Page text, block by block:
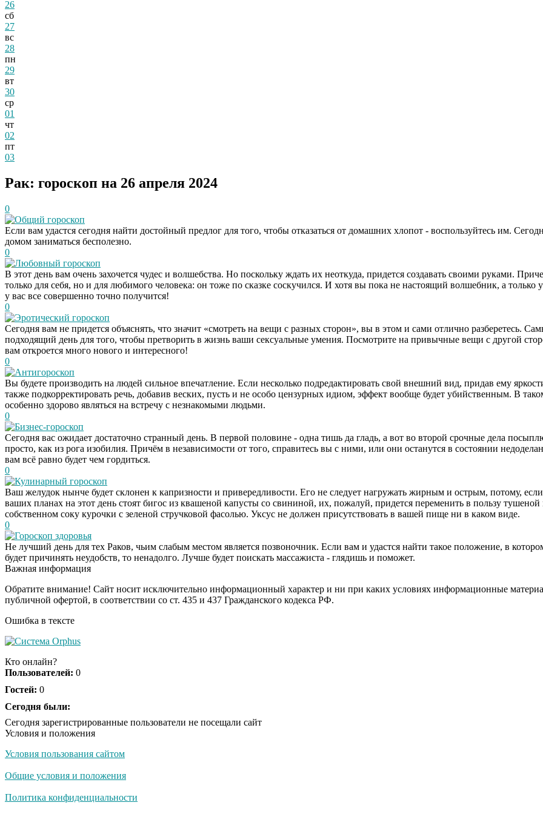
26
сб
27
вс
28
пн
29
вт
30
ср
01
чт
02
пт
03
Рак: гороскоп на 26 апреля 2024
0
Общий гороскоп
Если вам удастся сегодня найти достойный предлог для того, чтобы отказаться от домашних хлопот - воспользуйтесь им.
домом заниматься бесполезно.
0
Любовный гороскоп
В этот день вам очень захочется чудес и волшебства. Но поскольку ждать их неоткуда, придется создавать своими руками.
только для себя, но и для любимого человека: он тоже по сказке соскучился. И хотя вы пока не настоящий волшебник, а только
у вас все совершенно точно получится!
0
Эротический гороскоп
Сегодня вам не придется объяснять, что значит «смотреть на вещи с разных сторон», вы в этом и сами отлично разберетесь.
подходящий день для того, чтобы претворить в жизнь ваши сексуальные умения. Посмотрите на привычные вещи с другой
вам откроется много нового и интересного!
0
Антигороскоп
Вы будете производить на людей сильное впечатление. Если несколько подредактировать свой внешний вид, придав ему
также подкорректировать речь, добавив веских, пусть и не особо цензурных идиом, эффект вообще будет убийственным. В
особенно здорово являться на встречу с незнакомыми людьми.
0
Бизнес-гороскоп
Сегодня вас ожидает достаточно странный день. В первой половине - одна тишь да гладь, а вот во второй срочные дела
просто, как из рога изобилия. Причём в независимости от того, справитесь вы с ними, или они останутся в состоянии
вам всё равно будет чем гордиться.
0
Кулинарный гороскоп
Ваш желудок нынче будет склонен к капризности и привередливости. Его не следует нагружать жирным и острым, потому,
ваших планах на этот день стоят бигос из квашеной капусты со свининой, их, пожалуй, придется переменить в пользу тушеной
собственном соку курочки с зеленой стручковой фасолью. Уксус не должен присутствовать в вашей пище ни в каком виде.
0
Гороскоп здоровья
Не лучший день для тех Раков, чьим слабым местом является позвоночник. Если вам и удастся найти такое положение, в
будет причинять неудобств, то ненадолго. Лучше будет поискать массажиста - глядишь и поможет.
Важная информация
Обратите внимание! Сайт носит исключительно информационный характер и ни при каких условиях информационные
публичной офертой, в соответствии со ст. 435 и 437 Гражданского кодекса РФ.
Ошибка в тексте
Кто онлайн?
Пользователей: 0
Гостей: 0
Сегодня были:
Сегодня зарегистрированные пользователи не посещали сайт
Условия и положения
Условия пользования сайтом
Общие условия и положения
Политика конфиденциальности